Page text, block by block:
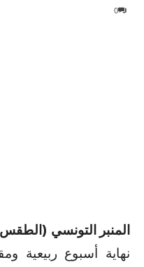
0
المنبر التونسي
نهاية أسبوع ربيعية